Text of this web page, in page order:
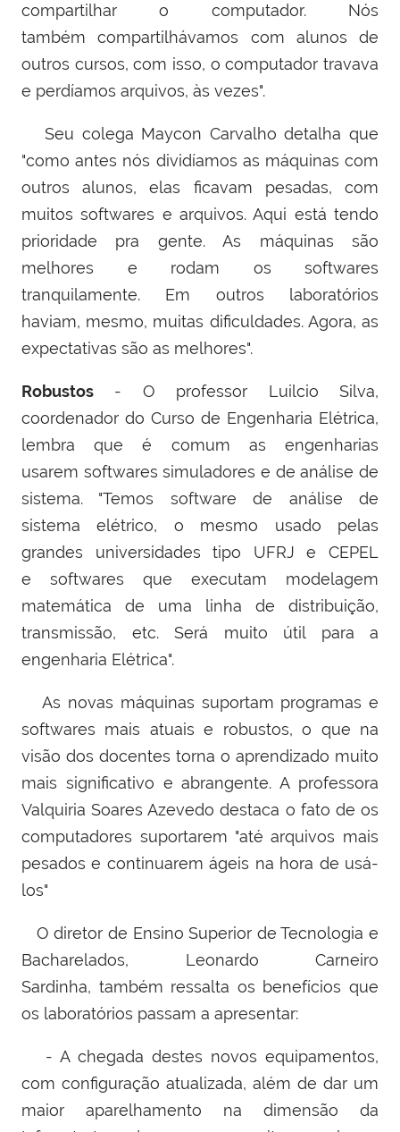
compartilhar o computador. Nós
tambémcompartilhávamos com alunos de
outros cursos, com isso, o computador travava
e perdíamos arquivos, às vezes".
Seu colega Maycon Carvalho detalha que
"como antes nós dividíamos as máquinas com
outros alunos, elas ficavam pesadas, com
muitos softwares e arquivos. Aqui está tendo
prioridade pra gente. As máquinas são
melhores e rodam os softwares
tranquilamente. Em outros laboratórios
haviam, mesmo, muitas dificuldades. Agora, as
expectativas são as melhores".
Robustos - O professor Luilcio Silva,
coordenador do Curso de Engenharia Elétrica,
lembra que é comum as engenharias
usarem softwares simuladores e de análise de
sistema. "Temos software de análise de
sistema elétrico, o mesmo usado pelas
grandes universidades tipo UFRJ e CEPEL
e softwares que executam modelagem
matemática de uma linha de distribuição,
transmissão, etc. Será muito útil para a
engenharia Elétrica".
As novas máquinas suportam programas e
softwares mais atuais e robustos, o que na
visão dos docentes torna o aprendizado muito
mais significativo e abrangente. A professora
Valquiria Soares Azevedo destaca o fato de os
computadores suportarem "até arquivos mais
pesados e continuarem ágeis na hora de usá-
los"
O diretor de Ensino Superior de Tecnologia e
Bacharelados, Leonardo Carneiro
Sardinha, também ressalta os benefícios que
os laboratórios passam a apresentar:
- A chegada destes novos equipamentos,
com configuração atualizada, além de dar um
maior aparelhamento na dimensão da